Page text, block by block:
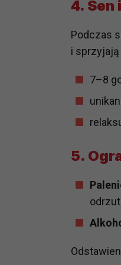
4. Sen
Podczas
i sprzyjają
7–8
5.